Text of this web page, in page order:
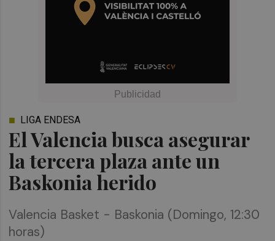
El Valencia busca asegurar
la tercera plaza ante un
Baskonia herido
LIGA ENDESA
Valencia Basket - Baskonia (Domingo, 12:30
horas)